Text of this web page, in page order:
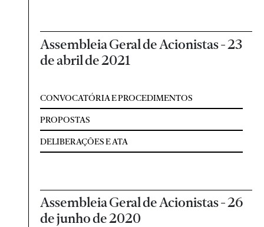
Assembleia Geral de Acionistas - 23
de abril de 2021
CONVOCATÓRIA E PROCEDIMENTOS
PROPOSTAS
DELIBERAÇÕES E ATA
Assembleia Geral de Acionistas - 26
de junho de 2020